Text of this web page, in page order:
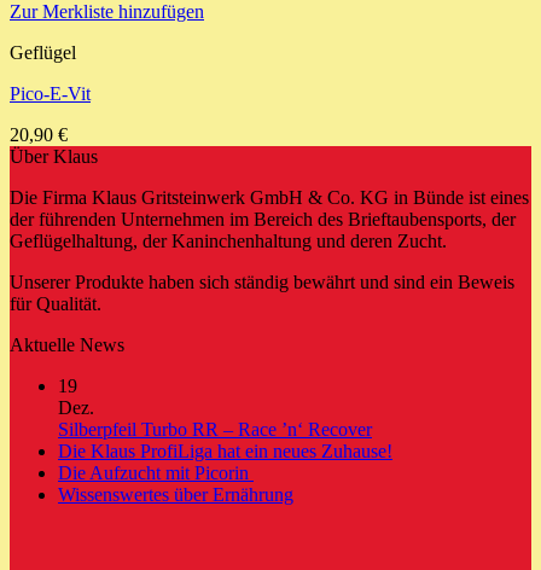
Zur Merkliste hinzufügen
Geflügel
Pico-E-Vit
20,90 €
Über Klaus
Die Firma Klaus Gritsteinwerk GmbH & Co. KG in Bünde ist eines
der führenden Unternehmen im Bereich des Brieftaubensports, der
Geflügelhaltung, der Kaninchenhaltung und deren Zucht.
Unserer Produkte haben sich ständig bewährt und sind ein Beweis
für Qualität.
Aktuelle News
19
Dez.
Silberpfeil Turbo RR – Race ’n‘ RecoverKeine
Kommentare
Die Klaus ProfiLiga hat ein neues Zuhause!
Die Aufzucht mit Picorin
Kommentare
Wissenswertes über ErnährungKeine